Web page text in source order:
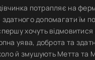
потрапляє на
допомагати їм
хочуть
уява, доброта та
й змушують Метта та